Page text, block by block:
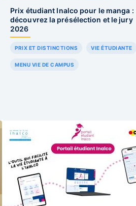
Prix étudiant Inalco pour le manga :
découvrez la présélection et le jury
2026
PRIX ET DISTINCTIONS VIE ÉTUDIANTE
MENU VIE DE CAMPUS